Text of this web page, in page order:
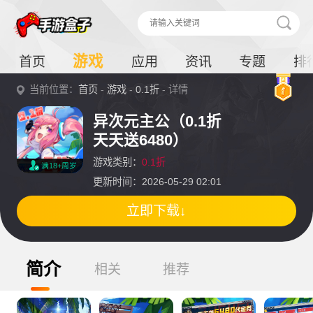
首页 游戏 应用 资讯 专题 排
当前位置：首页 -游戏 -0.1折 - 详情
满18+周岁
异次元主公（0.1折
天天送6480）
游戏类别： 0.1折
更新时间：2026-05-29 02:01
立即下载↓
简介 相关 推荐